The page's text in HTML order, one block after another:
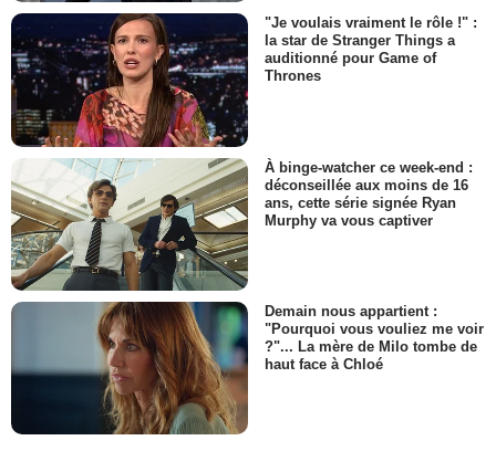
"Je voulais vraiment le rôle !" :
la star de Stranger Things a
auditionné pour Game of
Thrones
À binge-watcher ce week-end :
déconseillée aux moins de 16
ans, cette série signée Ryan
Murphy va vous captiver
Demain nous appartient :
"Pourquoi vous vouliez me voir
?"... La mère de Milo tombe de
haut face à Chloé